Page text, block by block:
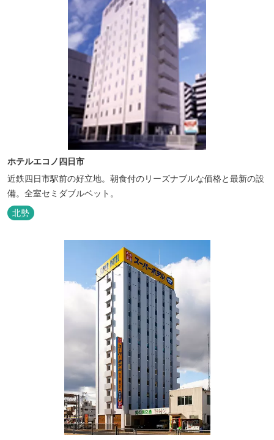
ホテルエコノ四日市
近鉄四日市駅前の好立地。朝食付のリーズナブルな価格と最新の設
備。全室セミダブルベット。
北勢